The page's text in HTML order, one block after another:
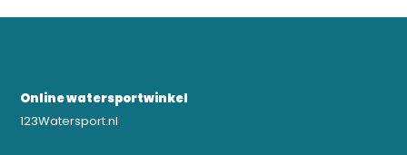
Online watersportwinkel
123Watersport.nl